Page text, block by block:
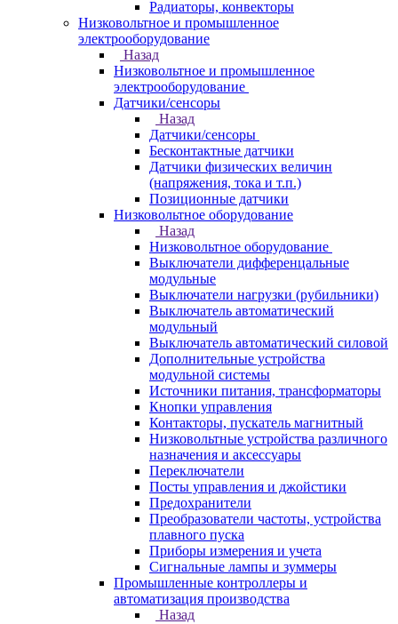
Радиаторы, конвекторы
Низковольтное и промышленное
электрооборудование
Назад
Низковольтное и промышленное
электрооборудование
Датчики/сенсоры
Назад
Датчики/сенсоры
Бесконтактные датчики
Датчики физических величин
(напряжения, тока и т.п.)
Позиционные датчики
Низковольтное оборудование
Назад
Низковольтное оборудование
Выключатели дифференцальные
модульные
Выключатели нагрузки (рубильники)
Выключатель автоматический
модульный
Выключатель автоматический силовой
Дополнительные устройства
модульной системы
Источники питания, трансформаторы
Кнопки управления
Контакторы, пускатель магнитный
Низковольтные устройства различного
назначения и аксессуары
Переключатели
Посты управления и джойстики
Предохранители
Преобразователи частоты, устройства
плавного пуска
Приборы измерения и учета
Сигнальные лампы и зуммеры
Промышленные контроллеры и
автоматизация производства
Назад